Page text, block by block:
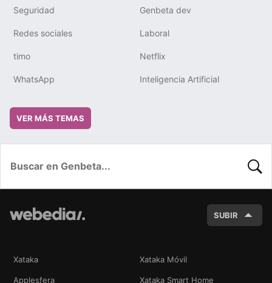
Seguridad Genbeta dev
Redes sociales Laboral
timo Netflix
WhatsApp Inteligencia Artificial
VER MÁS TEMAS
SUBIR
Xataka Xataka Móvil
Applesfera Xataka Smart Home